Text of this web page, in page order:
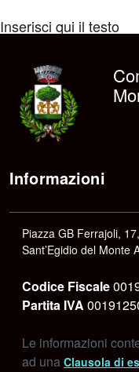
Inserisci qui il testo
Informazioni
Piazza GB Ferrajoli,
Sant’Egidio del Monte
Codice Fiscale
Partita IVA
Le informazioni
ad una Clausola di